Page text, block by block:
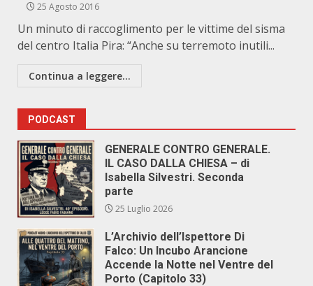
25 Agosto 2016
Un minuto di raccoglimento per le vittime del sisma
del centro Italia Pira: “Anche su terremoto inutili...
Continua a leggere...
PODCAST
GENERALE CONTRO GENERALE.
IL CASO DALLA CHIESA – di
Isabella Silvestri. Seconda
parte
25 Luglio 2026
L’Archivio dell’Ispettore Di
Falco: Un Incubo Arancione
Accende la Notte nel Ventre del
Porto (Capitolo 33)